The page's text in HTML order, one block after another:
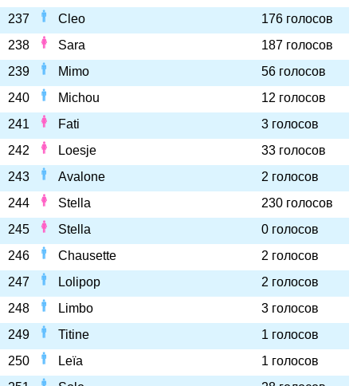
237
Cleo
176 голосов
238
Sara
187 голосов
239
Mimo
56 голосов
240
Michou
12 голосов
241
Fati
3 голосов
242
Loesje
33 голосов
243
Avalone
2 голосов
244
Stella
230 голосов
245
Stella
0 голосов
246
Chausette
2 голосов
247
Lolipop
2 голосов
248
Limbo
3 голосов
249
Titine
1 голосов
250
Leïa
1 голосов